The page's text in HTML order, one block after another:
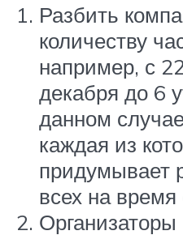
Разбить
количеству
например, с
декабря до 6
данном
каждая из
придумывает
всех на время
Организаторы